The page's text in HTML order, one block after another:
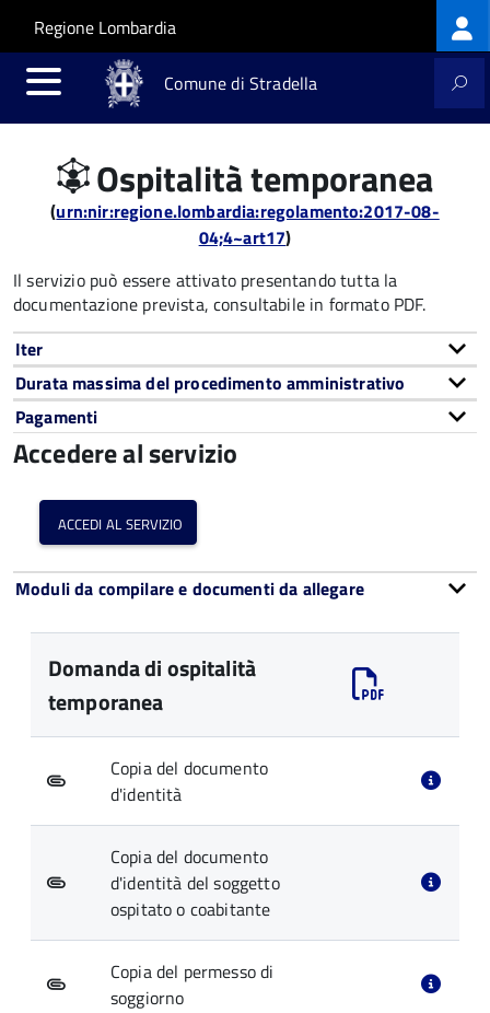
Salta al contenuto principale
Skip to site navigation
Regione Lombardia
Comune di Stradella
Ospitalità temporanea
(urn:nir:regione.lombardia:regolamento:2017-08-
04;4~art17)
Il servizio può essere attivato presentando tutta la
documentazione prevista, consultabile in formato PDF.
Iter
Durata massima del procedimento amministrativo
Pagamenti
Accedere al servizio
accedi al servizio
Moduli da compilare e documenti da allegare
Domanda di ospitalità
temporanea
Copia del documento
d'identità
Copia del documento
d'identità del soggetto
ospitato o coabitante
Copia del permesso di
soggiorno